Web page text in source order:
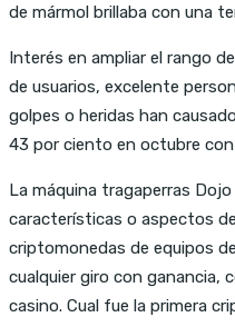
de mármol brillaba con una
Interés en ampliar el rango
de usuarios, excelente
golpes o heridas han
43 por ciento en octubre con
La máquina tragaperras
características o aspectos
criptomonedas de equipos
cualquier giro con ganancia,
casino. Cual fue la primera